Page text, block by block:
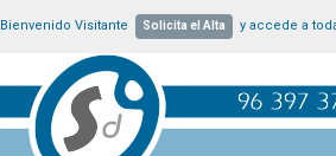
Bienvenido Visitante Solicita el Alta y accede a